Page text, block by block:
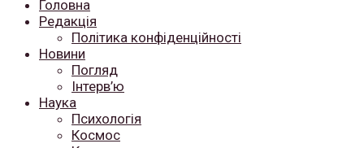
Головна
Редакція
Політика конфіденційності
Новини
Погляд
Інтерв’ю
Наука
Психологія
Космос